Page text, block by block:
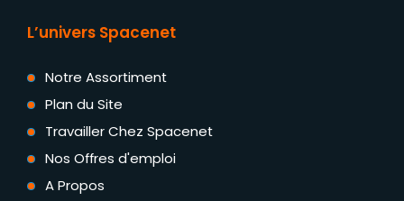
L’univers Spacenet
Notre Assortiment
Plan du Site
Travailler Chez Spacenet
Nos Offres d'emploi
A Propos